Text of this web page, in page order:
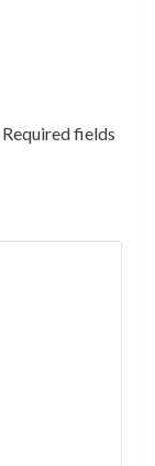
Required fields